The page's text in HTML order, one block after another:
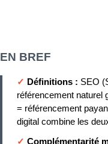
EN BREF
✓ Définitions : SEO
référencement naturel
= référencement
digital combine les
✓ Complémentarité